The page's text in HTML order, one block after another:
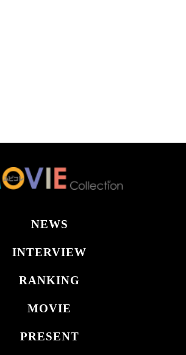
NEWS
INTERVIEW
RANKING
MOVIE
PRESENT